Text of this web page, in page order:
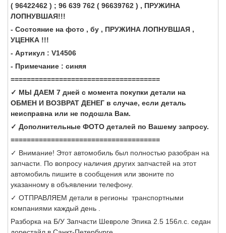
( 96422462 ) ; 96 639 762 ( 96639762 ) , ПРУЖИНА
ЛОПНУВШАЯ!!!
- Состояние на фото , бу , ПРУЖИНА ЛОПНУВШАЯ ,
УЦЕНКА !!!
- Артикул : V14506
- Примечание : синяя
=====================================
✓ МЫ ДАЕМ 7 дней с момента покупки детали на
ОБМЕН И ВОЗВРАТ ДЕНЕГ в случае, если деталь
неисправна или не подошла Вам.
✓ Дополнительные ФОТО деталей по Вашему запросу.
=====================================
✓ Внимание! Этот автомобиль был полностью разобран на
запчасти. По вопросу наличия других запчастей на этот
автомобиль пишите в сообщения или звоните по
указанному в объявлении телефону.
✓ ОТПРАВЛЯЕМ детали в регионы транспортными
компаниями каждый день .
Разборка на Б/У Запчасти Шевроле Эпика 2.5 156л.с. седан